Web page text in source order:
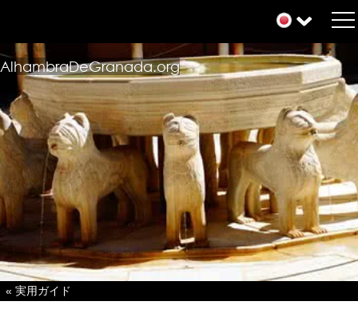
AlhambraDeGranada.org
« 実用ガイド